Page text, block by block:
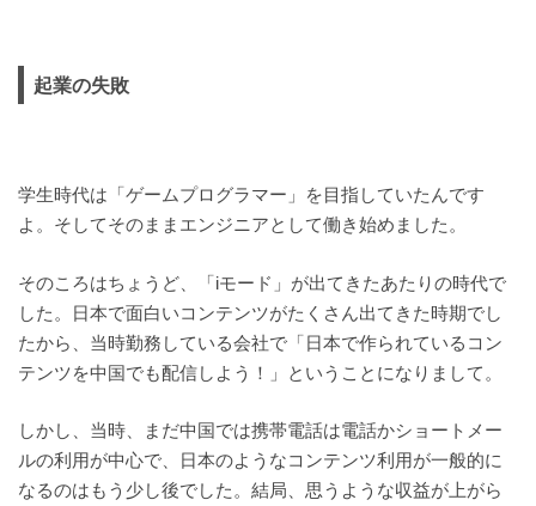
起業の失敗
学生時代は「ゲームプログラマー」を目指していたんです
よ。そしてそのままエンジニアとして働き始めました。
そのころはちょうど、「iモード」が出てきたあたりの時代で
した。日本で面白いコンテンツがたくさん出てきた時期でし
たから、当時勤務している会社で「日本で作られているコン
テンツを中国でも配信しよう！」ということになりまして。
しかし、当時、まだ中国では携帯電話は電話かショートメー
ルの利用が中心で、日本のようなコンテンツ利用が一般的に
なるのはもう少し後でした。結局、思うような収益が上がら